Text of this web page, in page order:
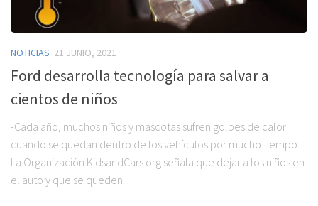
NOTICIAS 21 JUNIO, 2021
Ford desarrolla tecnología para salvar a
cientos de niños
-Cada año, muchos niños y mascotas sufren golpes de calor
cuando se quedan dentro de los vehículos por mucho tiempo.
La Organización KidsandCars.org señala que dejar a los niños en
el auto y que se queden...